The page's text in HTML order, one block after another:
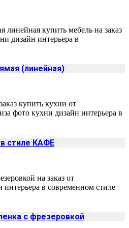
(линейная)
в стиле КАФЕ
с фрезеровкой